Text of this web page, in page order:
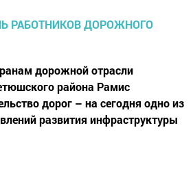
дорожной отрасли
района Рамис
дорог – на сегодня одно из
развития инфраструктуры